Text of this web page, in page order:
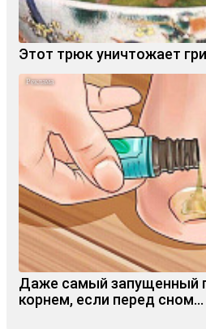
Этот трюк уничтожает
Даже самый запущенный
корнем, если перед сном…